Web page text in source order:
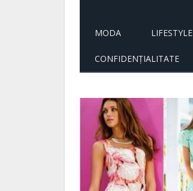
MODA LIFESTYLE
CONFIDENȚIALITATE